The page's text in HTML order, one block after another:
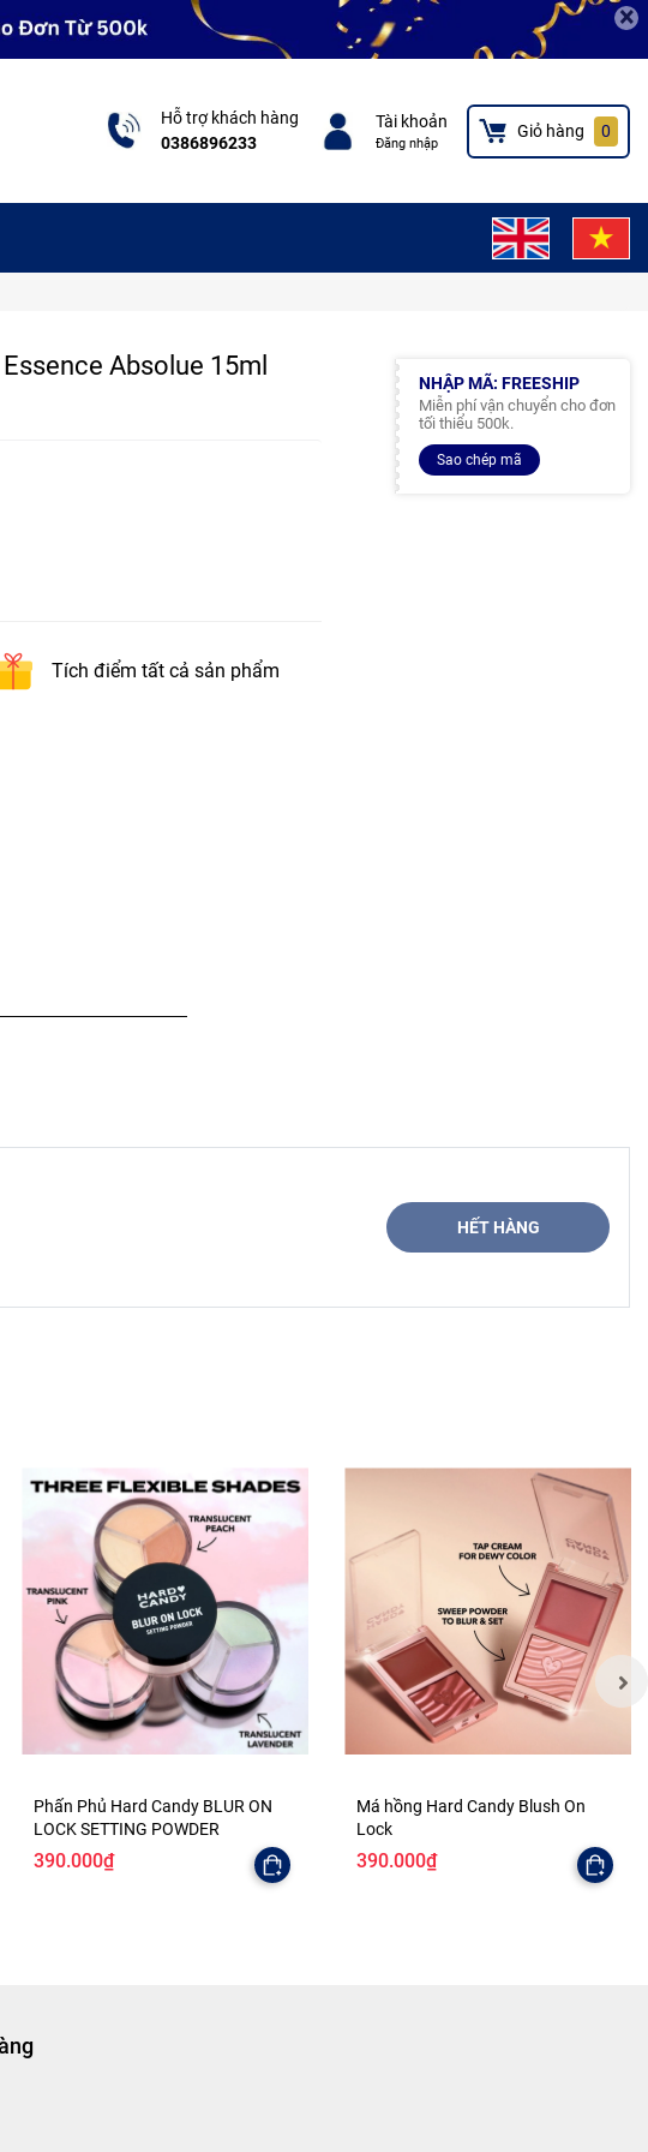
×
Hỗ trợ khách hàng
0386896233
Tài khoản
Đăng nhập
Giỏ hàng 0
Absolue 15ml
Tích điểm tất cả sản phẩm
NHẬP MÃ: FREESHIP
Miễn phí vận chuyển cho đơn
tối thiểu 500k.
Sao chép mã
HẾT HÀNG
Phấn Phủ Hard Candy BLUR ON
LOCK SETTING POWDER
390.000₫
Má hồng Hard Candy Blush On
Lock
390.000₫